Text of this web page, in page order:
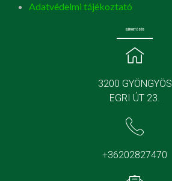
Adatvédelmi tájékoztató
ELÉRHETŐSÉG
3200 GYÖNGYÖS
EGRI ÚT 23.
+36202827470